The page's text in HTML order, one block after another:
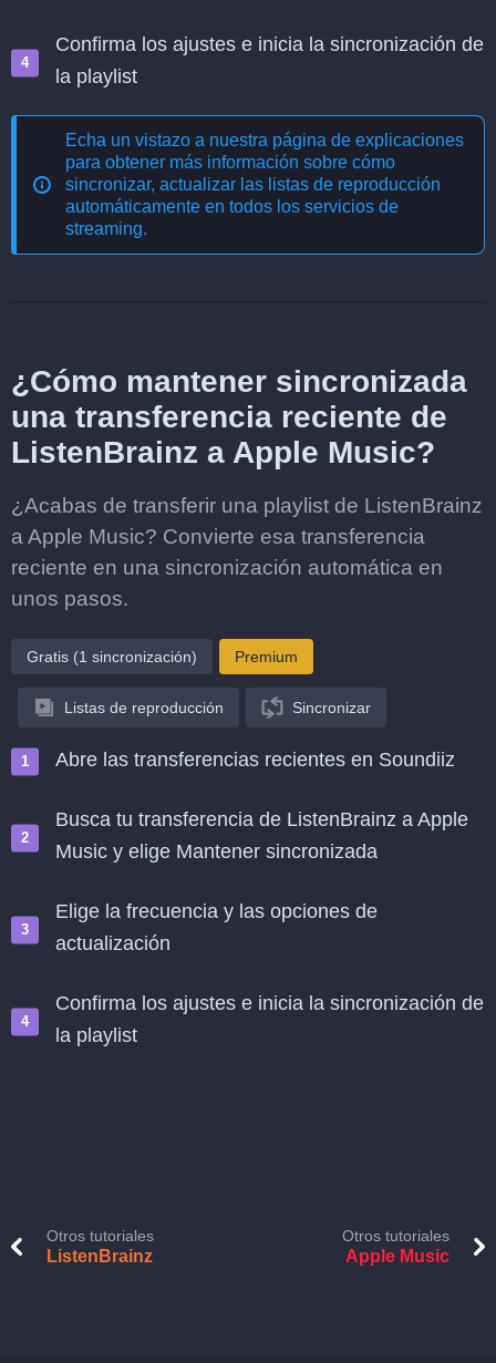
Confirma los ajustes e inicia la sincronización de
la playlist
Echa un vistazo a nuestra página de explicaciones
para obtener más información sobre cómo
sincronizar, actualizar las listas de reproducción
automáticamente en todos los servicios de
streaming.
¿Cómo mantener sincronizada
una transferencia reciente de
ListenBrainz a Apple Music?
¿Acabas de transferir una playlist de ListenBrainz
a Apple Music? Convierte esa transferencia
reciente en una sincronización automática en
unos pasos.
Gratis (1 sincronización) Premium
Listas de reproducción Sincronizar
Abre las transferencias recientes en Soundiiz
Busca tu transferencia de ListenBrainz a Apple
Music y elige Mantener sincronizada
Elige la frecuencia y las opciones de
actualización
Confirma los ajustes e inicia la sincronización de
la playlist
Otros tutoriales
ListenBrainz
Otros tutoriales
Apple Music